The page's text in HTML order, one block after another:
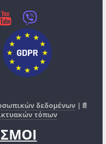
δεδομένων |📄
τόπων